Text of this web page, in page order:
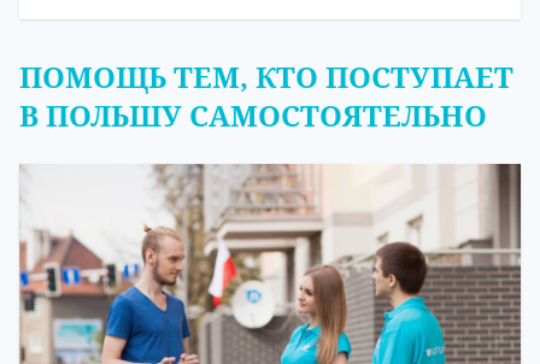
ПОМОЩЬ ТЕМ, КТО ПОСТУПАЕТ
В ПОЛЬШУ САМОСТОЯТЕЛЬНО